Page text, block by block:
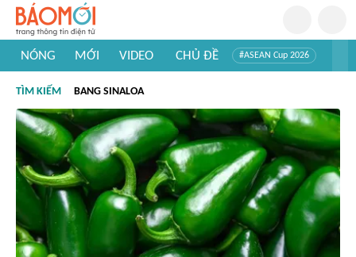
NÓNG MỚI VIDEO CHỦ ĐỀ #ASEAN Cup 2026
#Khám phá Việt Nam
#Khám phá thế giới
TÌM KIẾM BANG SINALOA